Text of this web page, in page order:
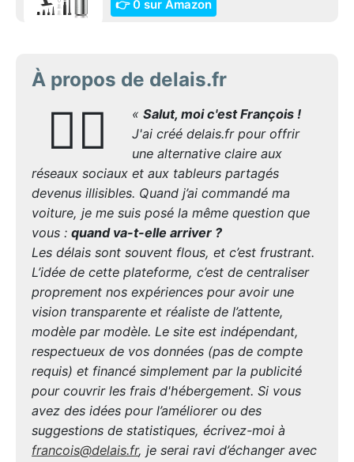
👉 0 sur Amazon
À propos de delais.fr
🙋‍♂️ « Salut, moi c'est François !
J'ai créé delais.fr pour offrir
une alternative claire aux
réseaux sociaux et aux tableurs partagés
devenus illisibles. Quand j’ai commandé ma
voiture, je me suis posé la même question que
vous : quand va-t-elle arriver ?
Les délais sont souvent flous, et c’est frustrant.
L’idée de cette plateforme, c’est de centraliser
proprement nos expériences pour avoir une
vision transparente et réaliste de l’attente,
modèle par modèle. Le site est indépendant,
respectueux de vos données (pas de compte
requis) et financé simplement par la publicité
pour couvrir les frais d'hébergement. Si vous
avez des idées pour l’améliorer ou des
suggestions de statistiques, écrivez-moi à
francois@delais.fr, je serai ravi d’échanger avec